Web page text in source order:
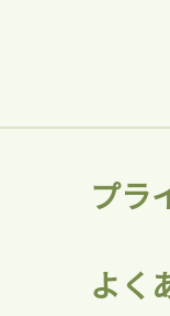
プラ
よく